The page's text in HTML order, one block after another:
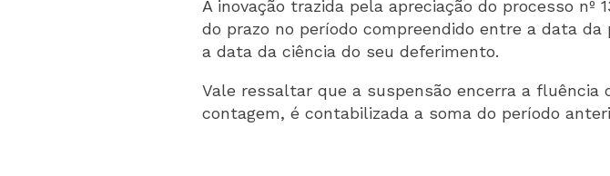
A inovação trazida pela apreciação do processo nº
do prazo no período compreendido entre a data
a data da ciência do seu deferimento.
Vale ressaltar que a suspensão encerra a
contagem, é contabilizada a soma do período